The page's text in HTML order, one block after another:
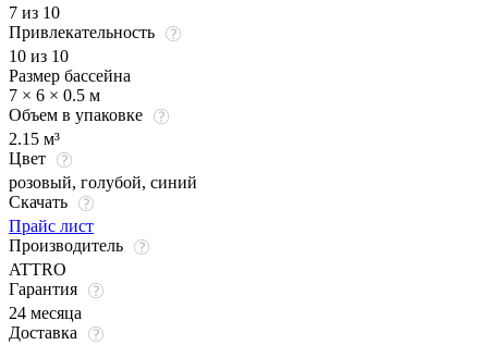
7 из 10
Привлекательность
10 из 10
Размер бассейна
7 × 6 × 0.5 м
Объем в упаковке
2.15 м³
Цвет
розовый, голубой, синий
Скачать
Прайс лист
Производитель
ATTRO
Гарантия
24 месяца
Доставка